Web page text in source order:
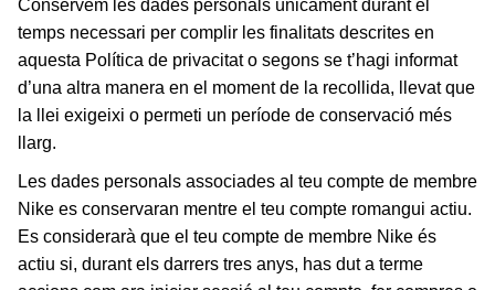
Conservem les dades personals únicament durant el
temps necessari per complir les finalitats descrites en
aquesta Política de privacitat o segons se t’hagi informat
d’una altra manera en el moment de la recollida, llevat que
la llei exigeixi o permeti un període de conservació més
llarg.
Les dades personals associades al teu compte de membre
Nike es conservaran mentre el teu compte romangui actiu.
Es considerarà que el teu compte de membre Nike és
actiu si, durant els darrers tres anys, has dut a terme